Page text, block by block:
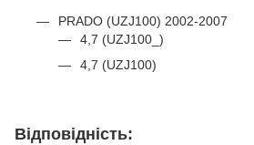
PRADO (UZJ100) 2002-2007
4,7 (UZJ100_)
4,7 (UZJ100)
Відповідність: